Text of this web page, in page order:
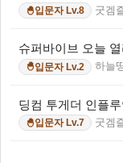
🐣입문자 Lv.8 굿겜
슈퍼바이브 오늘
🐣입문자 Lv.2 하늘
딩컴 투게더 인플
🐣입문자 Lv.7 굿겜